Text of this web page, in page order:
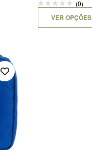
(0)
VER OPÇÕES